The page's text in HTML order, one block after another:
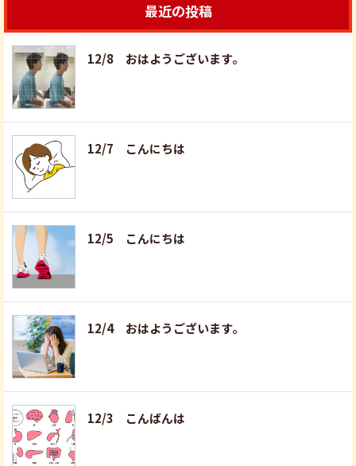
最近の投稿
12/8 おはようございます。
12/7 こんにちは
12/5 こんにちは
12/4 おはようございます。
12/3 こんばんは